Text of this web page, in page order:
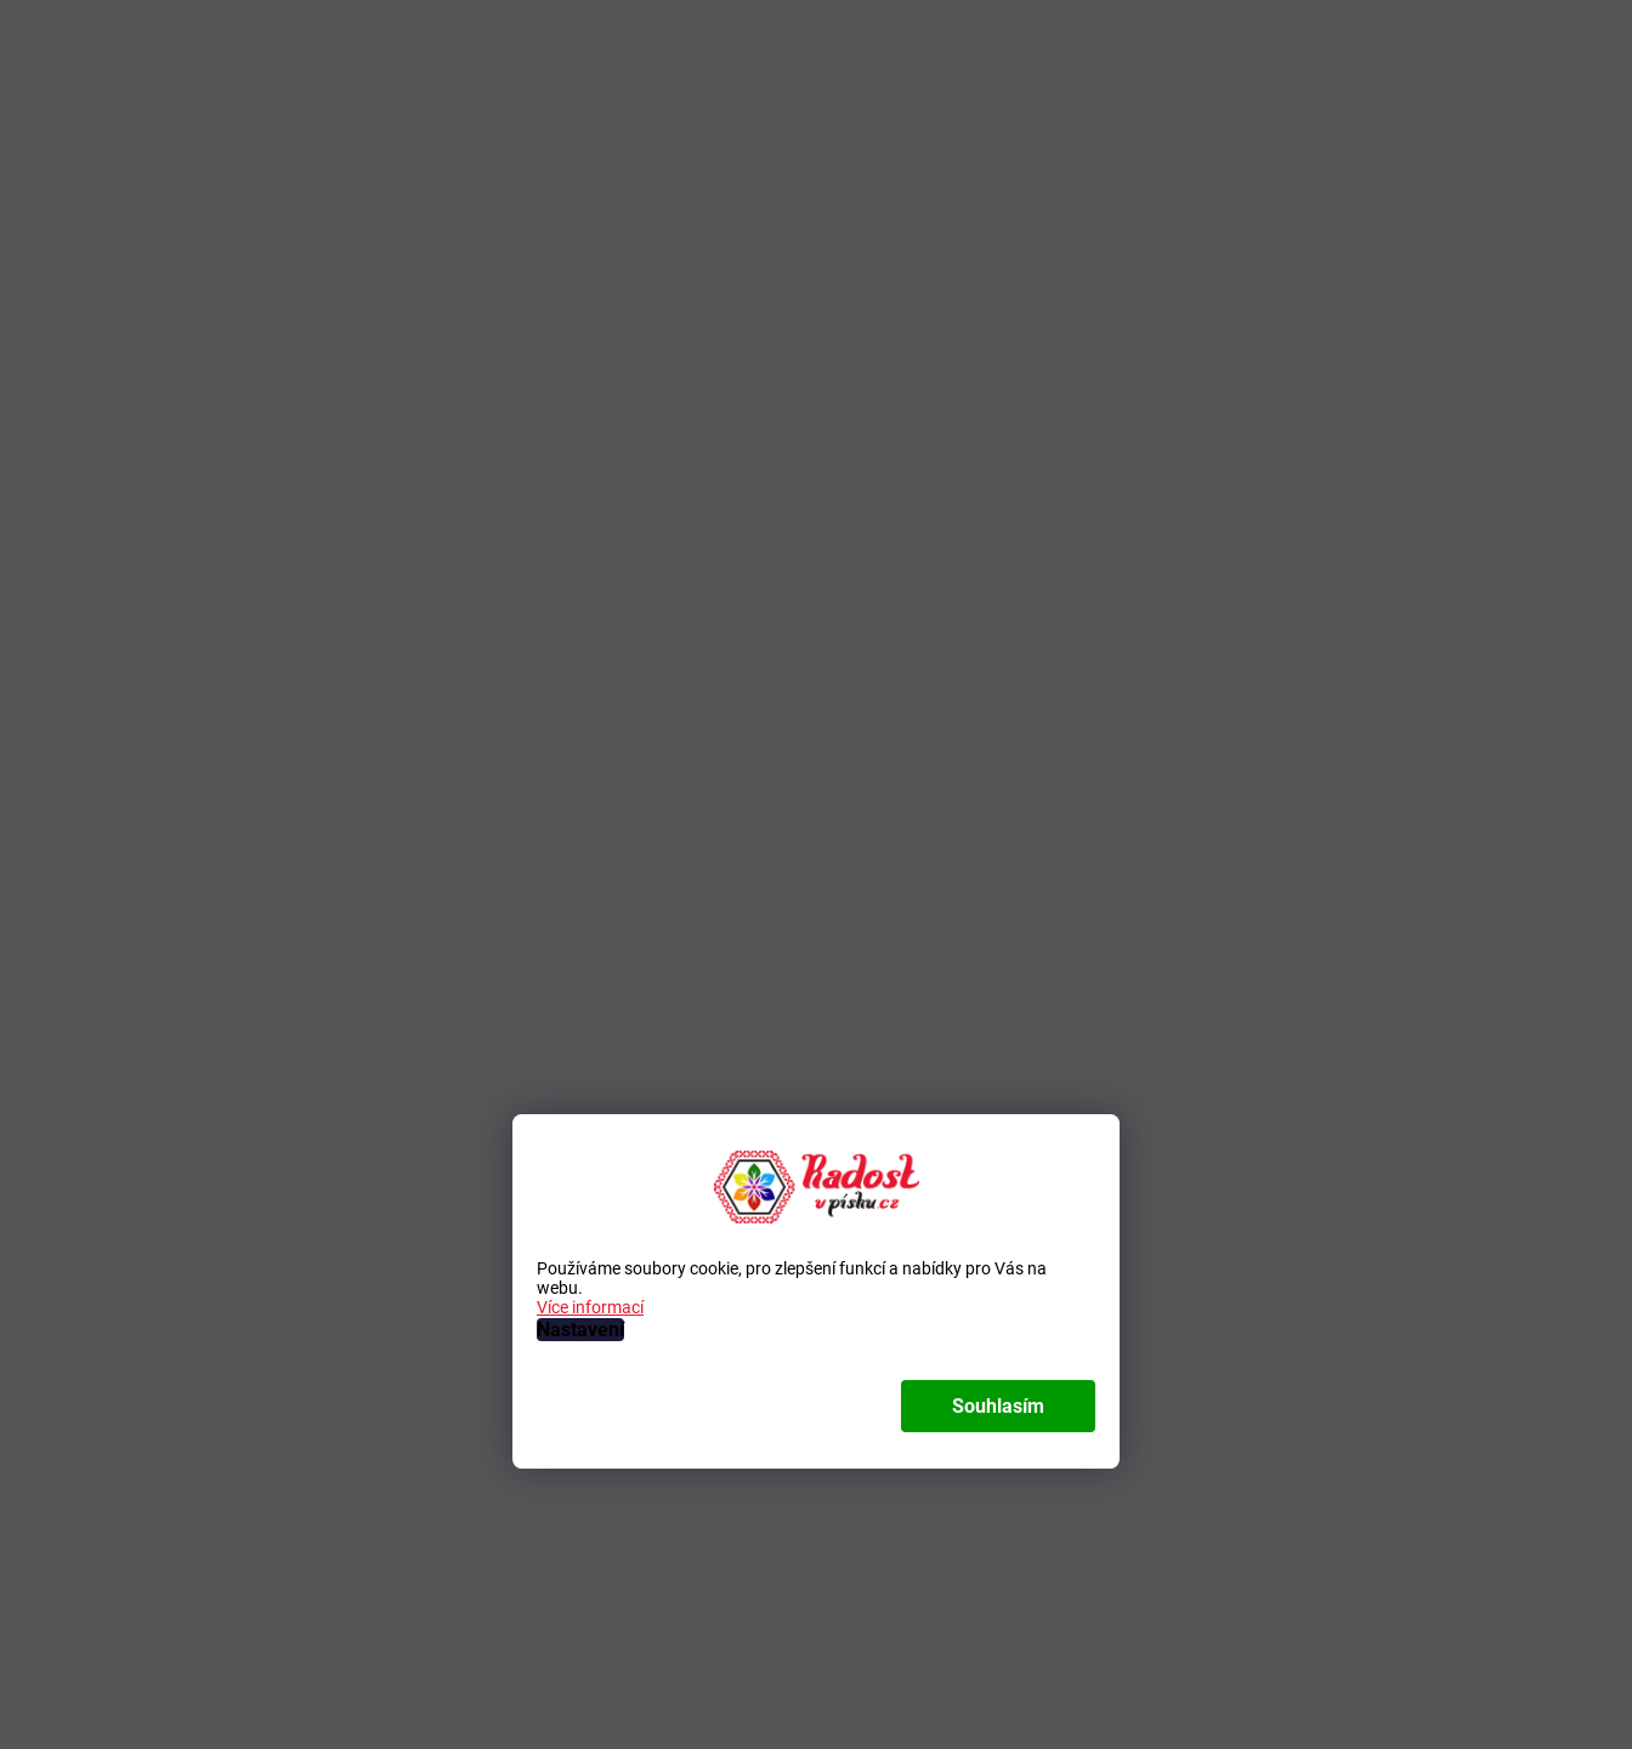
Používáme soubory cookie, pro zlepšení funkcí a nabídky pro Vás na
webu.
Více informací
Nastavení
Souhlasím